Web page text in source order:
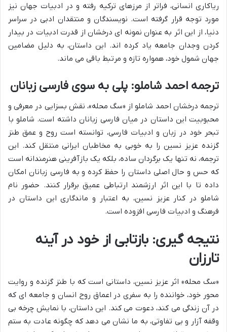
ریاکاری انسانی، فراتر از مرزهای ترکیه رفته و در ادبیات جهان نیز
مورد توجه قرار گرفته است. نویسندگان و منتقدان ادبی در سراسر
دنیا، از این اثر به عنوان نمونه ای درخشان از قدرت ادبیات در بیدار
کردن وجدان جامعه یاد کرده اند. این داستان، به دلیل مضامین
جهان شمول خود، همواره تازه و مرتبط باقی می ماند.
ترجمه احمد شاملو: پلی به سوی فارسی زبانان
ترجمه درخشان احمد شاملو از «سگ محله»، نقش بسزایی در معرفی و
محبوبیت این داستان در میان فارسی زبانان داشته است. شاملو با
تبحر خود در زبان و ادبیات فارسی، توانسته است روح و عمق طنز
گزنده عزیز نسین را به خوبی به مخاطبان ایرانی منتقل کند. این
ترجمه، نه تنها یک برگردان ساده، بلکه یک بازآفرینی هنرمندانه است
که حس و حال اصلی داستان را حفظ کرده و به فارسی زبانان امکان
داده تا با این اثر ارزشمند ارتباطی عمیق برقرار کنند. حضور نام
شاملو در کنار عزیز نسین، به اعتبار و ماندگاری این داستان در
فرهنگ و ادبیات فارسی افزوده است.
نتیجه گیری: بازتابی از خود در آینه
تارزان
«سگ محله» اثر عزیز نسین، داستانی است که با طنز گزنده و روایت
محور خود، خواننده را به سفری در اعماق روح انسان و جامعه ای که
در آن زندگی می کند، دعوت می کند. این داستان، با نمایش چرخه بی
وقفه آزار و بی تفاوتی، به ما نشان می دهد که چگونه عادت به ستم